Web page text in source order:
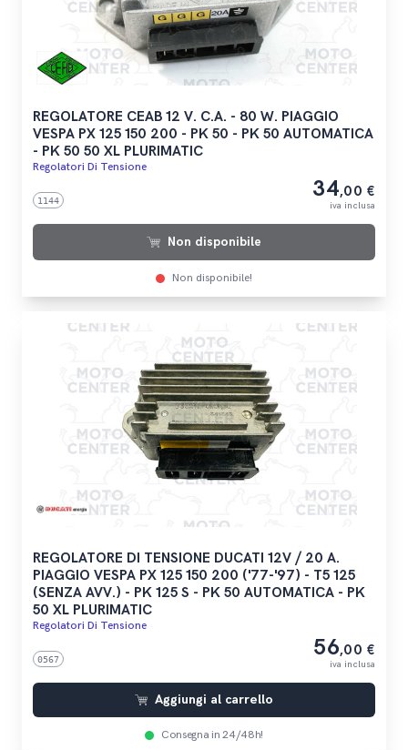
REGOLATORE CEAB 12 V. C.A. - 80 W. PIAGGIO
VESPA PX 125 150 200 - PK 50 - PK 50 AUTOMATICA
- PK 50 50 XL PLURIMATIC
Regolatori Di Tensione
1144 34,00 €
iva inclusa
Non disponibile
Non disponibile!
REGOLATORE DI TENSIONE DUCATI 12V / 20 A.
PIAGGIO VESPA PX 125 150 200 ('77-'97) - T5 125
(SENZA AVV.) - PK 125 S - PK 50 AUTOMATICA - PK
50 XL PLURIMATIC
Regolatori Di Tensione
0567 56,00 €
iva inclusa
Aggiungi al carrello
Consegna in 24/48h!